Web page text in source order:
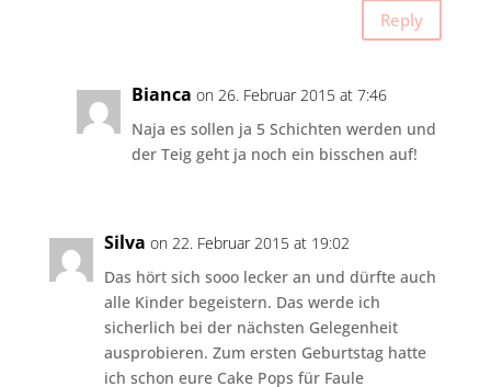
Reply
Bianca on 26. Februar 2015 at 7:46
Naja es sollen ja 5 Schichten werden und
der Teig geht ja noch ein bisschen auf!
Silva on 22. Februar 2015 at 19:02
Das hört sich sooo lecker an und dürfte auch
alle Kinder begeistern. Das werde ich
sicherlich bei der nächsten Gelegenheit
ausprobieren. Zum ersten Geburtstag hatte
ich schon eure Cake Pops für Faule